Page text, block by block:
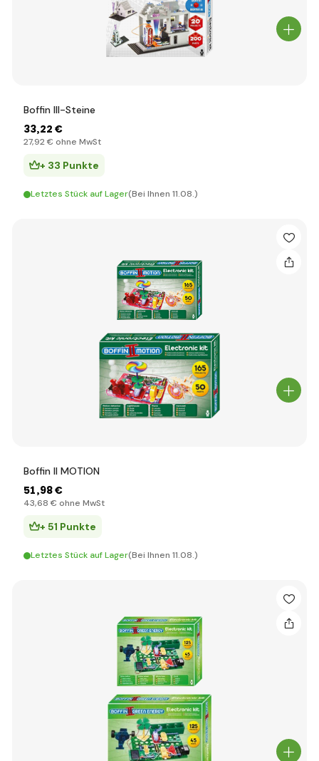
Boffin III-Steine
33,22 €
27,92 € ohne MwSt
+ 33 Punkte
Letztes Stück auf Lager(Bei Ihnen 11.08.)
Boffin II MOTION
51,98 €
43,68 € ohne MwSt
+ 51 Punkte
Letztes Stück auf Lager(Bei Ihnen 11.08.)